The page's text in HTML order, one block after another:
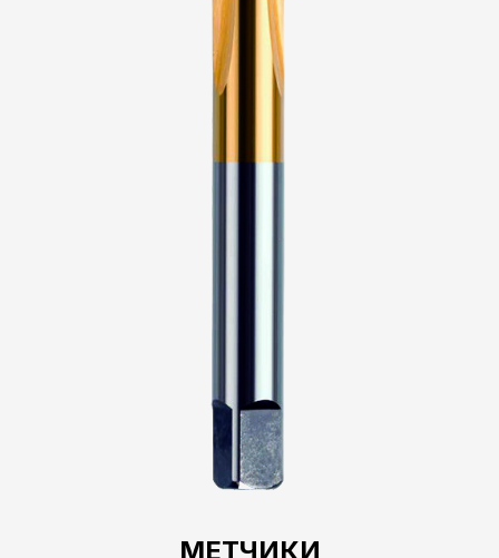
МЕТЧИКИ